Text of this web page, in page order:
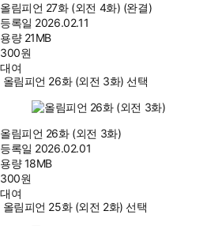
올림피언 27화 (외전 4화) (완결)
등록일 2026.02.11
용량 21MB
300원
대여
올림피언 26화 (외전 3화) 선택
올림피언 26화 (외전 3화)
등록일 2026.02.01
용량18MB
300원
대여
올림피언 25화 (외전 2화) 선택